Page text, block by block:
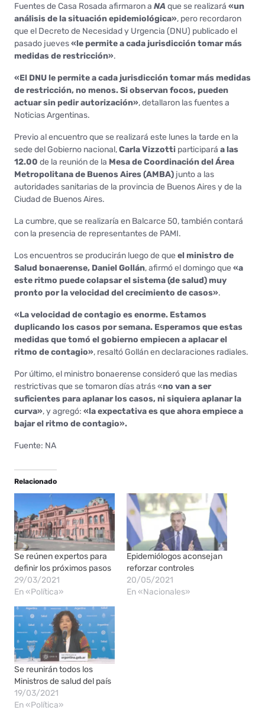
Fuentes de Casa Rosada afirmaron a NA que se realizará «un
análisis de la situación epidemiológica», pero recordaron
que el Decreto de Necesidad y Urgencia (DNU) publicado el
pasado jueves«le permite a cada jurisdicción tomar más
medidas de restricción».
«El DNU le permite a cada jurisdicción tomar más medidas
de restricción, no menos. Si observan focos, pueden
actuar sin pedir autorización», detallaron las fuentes a
Noticias Argentinas.
Previo al encuentro que se realizará este lunes la tarde en la
sede del Gobierno nacional,Carla Vizzotti participará a las
12.00 de la reunión de la Mesa de Coordinación del Área
Metropolitana de Buenos Aires (AMBA) junto a las
autoridades sanitarias de la provincia de Buenos Aires y de la
Ciudad de Buenos Aires.
La cumbre, que se realizaría en Balcarce 50, también contará
con la presencia de representantes de PAMI.
Los encuentros se producirán luego de que el ministro de
Salud bonaerense, Daniel Gollán, afirmó el domingo que «a
este ritmo puede colapsar el sistema (de salud) muy
pronto por la velocidad del crecimiento de casos».
«La velocidad de contagio es enorme. Estamos
duplicando los casos por semana. Esperamos que estas
medidas que tomó el gobierno empiecen a aplacar el
ritmo de contagio», resaltó Gollán en declaraciones radiales.
Por último, el ministro bonaerense consideró que las medias
restrictivas que se tomaron días atrás «no van a ser
suficientes para aplanar los casos, ni siquiera aplanar la
curva», y agregó: «la expectativa es que ahora empiece a
bajar el ritmo de contagio».
Fuente: NA
Relacionado
Se reúnen expertos para
definir los próximos pasos
29/03/2021
En «Política»
Epidemiólogos aconsejan
reforzar controles
20/05/2021
En «Nacionales»
Se reunirán todos los
Ministros de salud del país
19/03/2021
En «Política»